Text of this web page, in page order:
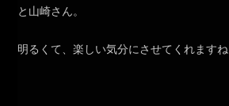
と山崎さん。
明るくて、楽しい気分にさせてくれますね